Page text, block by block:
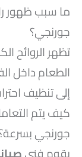
ما سبب ظهور
جورنجي؟
تظهر الروائح
الطعام داخل
إلى تنظيف
كيف يتم
جورنجي